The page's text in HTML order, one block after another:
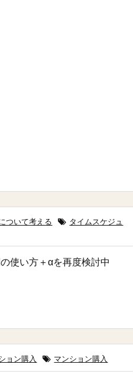
ついて考える
タイムスケジュ
使い方＋αを再度検討中
ョン購入 マンション購入